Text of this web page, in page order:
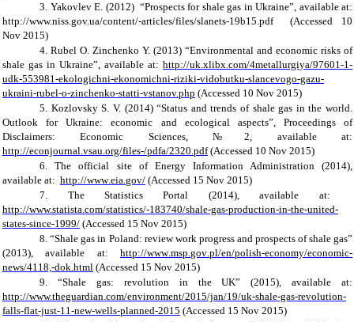
3. Yakovlev E. (2012) “Prospects for shale gas in Ukraine”, available at:
http://www.niss.gov.ua/content/-articles/files/slanets-19b15.pdf (Accessed 10
Nov 2015)
4. Rubel O. Zinchenko Y. (2013) “Environmental and economic risks of
shale gas in Ukraine”, available at: http://uk.xlibx.com/4metallurgiya/97601-1-
udk-553981-ekologichni-ekonomichni-riziki-vidobutku-slancevogo-gazu-
ukraini-rubel-o-zinchenko-statti-vstanov.php (Accessed 10 Nov 2015)
5. Kozlovsky S. V. (2014) “Status and trends of shale gas in the world.
Outlook for Ukraine: economic and ecological aspects”, Proceedings of
Disclaimers: Economic Sciences, №2, available at:
http://econjournal.vsau.org/files-/pdfa/2320.pdf(Accessed 10 Nov 2015)
6.
The official site of Energy Information Administration (2014),
available at: http://www.eia.gov/ (Accessed 15 Nov 2015)
7.
The Statistics Portal (2014), available at:
http://www.statista.com/statistics/-183740/shale-gas-production-in-the-united-
states-since-1999/ (Accessed 15 Nov 2015)
8. “Shale gas in Poland: review work progress and prospects of shale gas”
(2013), available at: http://www.msp.gov.pl/en/polish-economy/economic-
news/4118,-dok.html (Accessed 15 Nov 2015)
9.
“Shale gas: revolution in the UK” (2015), available at:
http://www.theguardian.com/environment/2015/jan/19/uk-shale-gas-revolution-
falls-flat-just-11-new-wells-planned-2015 (Accessed 15 Nov 2015)